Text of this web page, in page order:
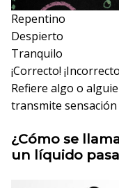
Repentino
Despierto
Tranquilo
¡Correcto!
Refiere algo o
transmite sensación
¿Cómo se
un líquido